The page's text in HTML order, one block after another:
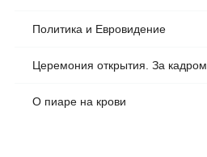
Политика и Евровидение
Церемония открытия. За кадром
О пиаре на крови